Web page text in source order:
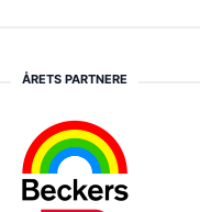
ÅRETS PARTNERE